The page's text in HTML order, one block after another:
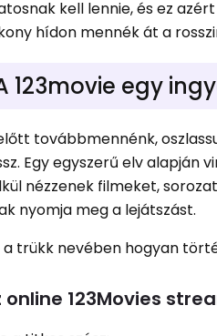
kell lennie, és ez
hídon mennék át a
123movie egy
továbbmennénk,
Egy egyszerű elv alapján
nézzenek filmeket,
nyomja meg a lejátszást.
a trükk nevében hogyan
online 123Movies